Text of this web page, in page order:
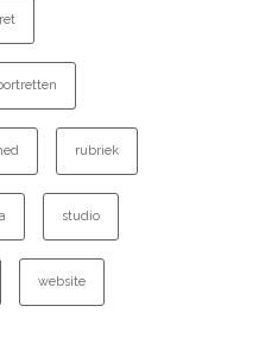
rubriek
studio
website